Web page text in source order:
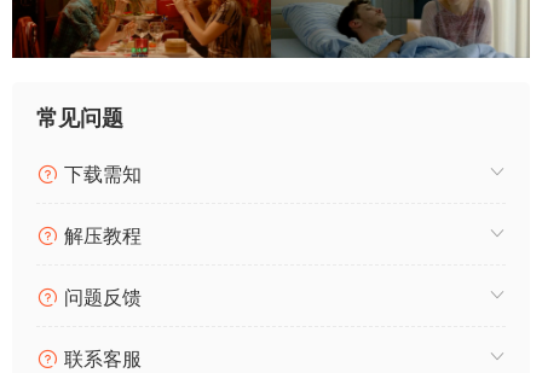
常见问题
下载需知
解压教程
问题反馈
联系客服